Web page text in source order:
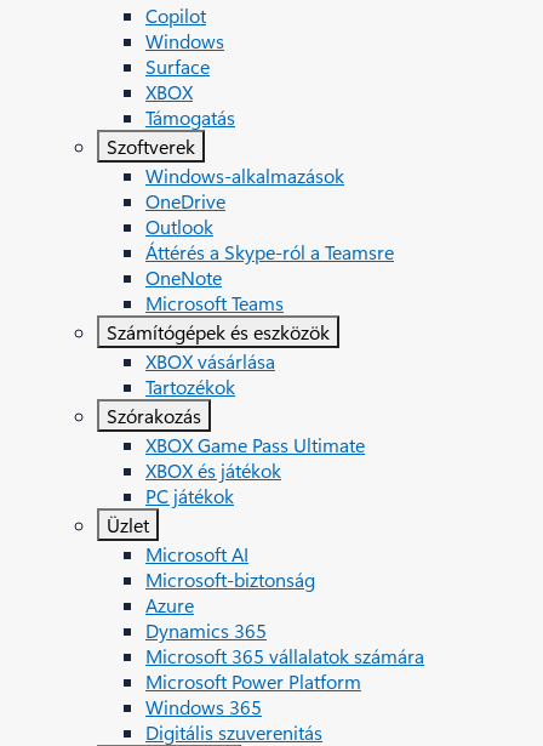
Copilot
Windows
Surface
XBOX
Támogatás
Szoftverek
Windows-alkalmazások
OneDrive
Outlook
Áttérés a Skype-ról a Teamsre
OneNote
Microsoft Teams
Számítógépek és eszközök
XBOX vásárlása
Tartozékok
Szórakozás
XBOX Game Pass Ultimate
XBOX és játékok
PC játékok
Üzlet
Microsoft AI
Microsoft-biztonság
Azure
Dynamics 365
Microsoft 365 vállalatok számára
Microsoft Power Platform
Windows 365
Digitális szuverenitás